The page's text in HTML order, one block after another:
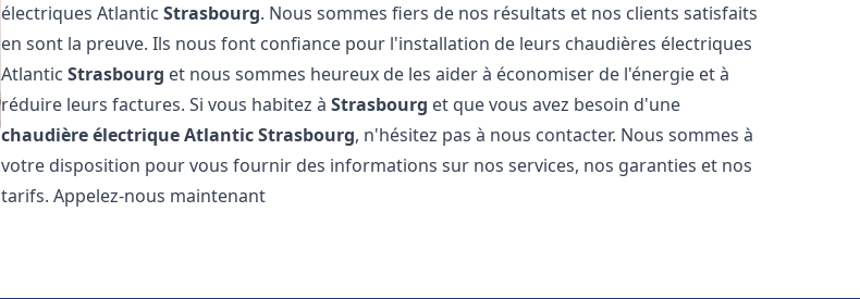
électriques AtlanticStrasbourg. Nous sommes fiers de nos résultats et nos clients satisfaits
en sont la preuve. Ils nous font confiance pour l'installation de leurs chaudières électriques
AtlanticStrasbourg et nous sommes heureux de les aider à économiser de l'énergie et à
réduire leurs factures. Si vous habitez àStrasbourg et que vous avez besoin d'une
chaudière électrique AtlanticStrasbourg, n'hésitez pas à nous contacter. Nous sommes à
votre disposition pour vous fournir des informations sur nos services, nos garanties et nos
tarifs. Appelez-nous maintenant